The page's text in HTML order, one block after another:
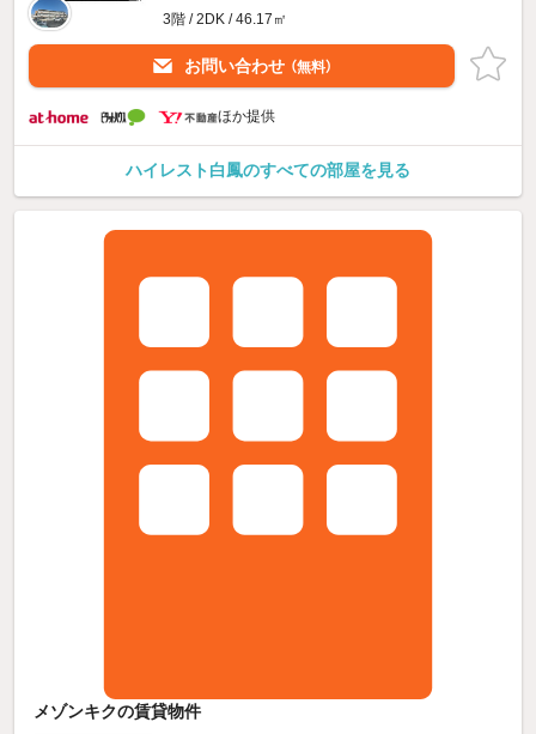
3階 / 2DK / 46.17㎡
お問い合わせ （無料）
ほか提供
ハイレスト白鳳のすべての部屋を見る
メゾンキクの賃貸物件